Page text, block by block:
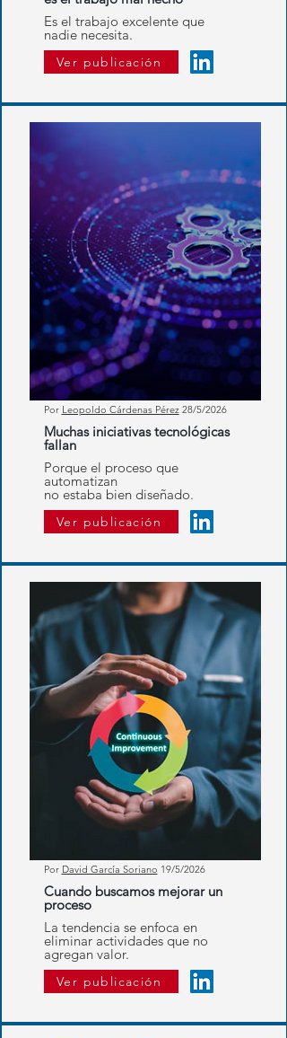
Es el trabajo excelente que
nadie necesita.
Ver publicación
Por Leopoldo Cárdenas Pérez28/5/2026
Muchas iniciativas tecnológicas
fallan
Porque el proceso que
automatizan
no estaba bien diseñado.
Ver publicación
Por David García Soriano 19/5/2026
Cuando buscamos mejorar un
proceso
La tendencia se enfoca en
eliminar actividades que no
agregan valor.
Ver publicación